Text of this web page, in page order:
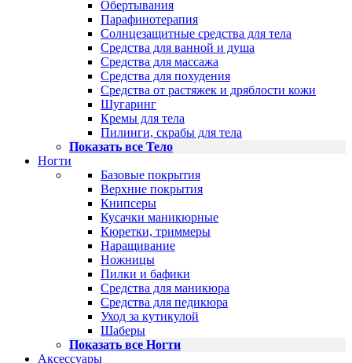
Обертывания
Парафинотерапия
Солнцезащитные средства для тела
Средства для ванной и душа
Средства для массажа
Средства для похудения
Средства от растяжек и дряблости кожи
Шугаринг
Кремы для тела
Пилинги, скрабы для тела
Показать все Тело
Ногти
Базовые покрытия
Верхние покрытия
Книпсеры
Кусачки маникюрные
Кюретки, триммеры
Наращивание
Ножницы
Пилки и бафики
Средства для маникюра
Средства для педикюра
Уход за кутикулой
Шаберы
Показать все Ногти
Аксессуары